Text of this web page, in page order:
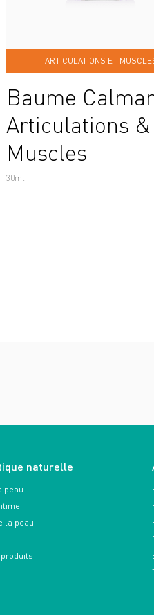
ARTICULATIONS ET
Baume
Articulations &
Muscles
30ml
naturelle
peau
la peau